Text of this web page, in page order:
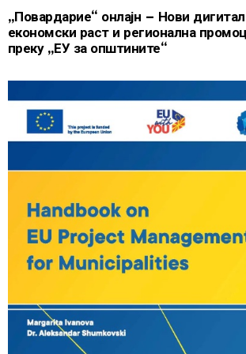
„Повардарие“ онлајн – Нови
економски раст и регионална
преку „ЕУ за општините“